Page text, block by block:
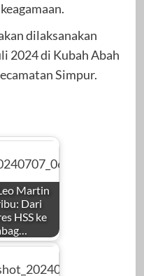
dilaksanakan
2024 di Kubah Abah
Simpur.
Martin
Dari
HSS ke